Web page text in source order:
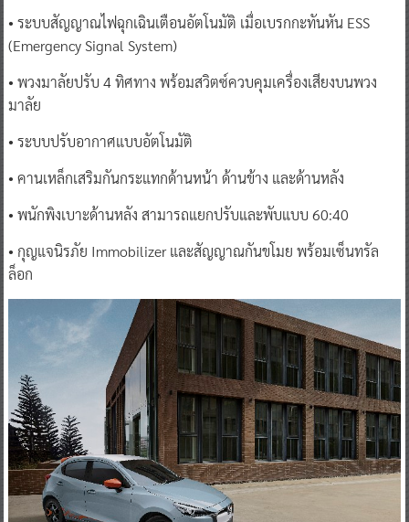
• ระบบสัญญาณไฟฉุกเฉินเตือนอัตโนมัติ เมื่อเบรกกะทันหัน ESS
(Emergency Signal System)
• พวงมาลัยปรับ 4 ทิศทาง พร้อมสวิตซ์ควบคุมเครื่องเสียงบนพวง
มาลัย
• ระบบปรับอากาศแบบอัตโนมัติ
• คานเหล็กเสริมกันกระแทกด้านหน้า ด้านข้าง และด้านหลัง
• พนักพิงเบาะด้านหลัง สามารถแยกปรับและพับแบบ 60:40
• กุญแจนิรภัย Immobilizer และสัญญาณกันขโมย พร้อมเซ็นทรัล
ล็อก